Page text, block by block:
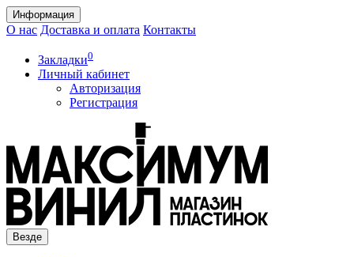
Информация
О нас Доставка и оплата Контакты
Закладки0
Личный кабинет
Авторизация
Регистрация
Везде